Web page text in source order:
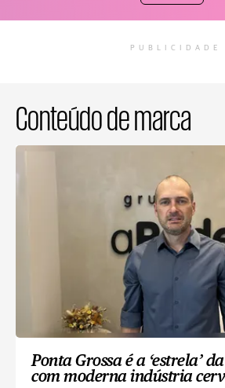
PUBLICIDADE
Conteúdo de marca
Ponta Grossa é a ‘estrela’
com moderna indústria